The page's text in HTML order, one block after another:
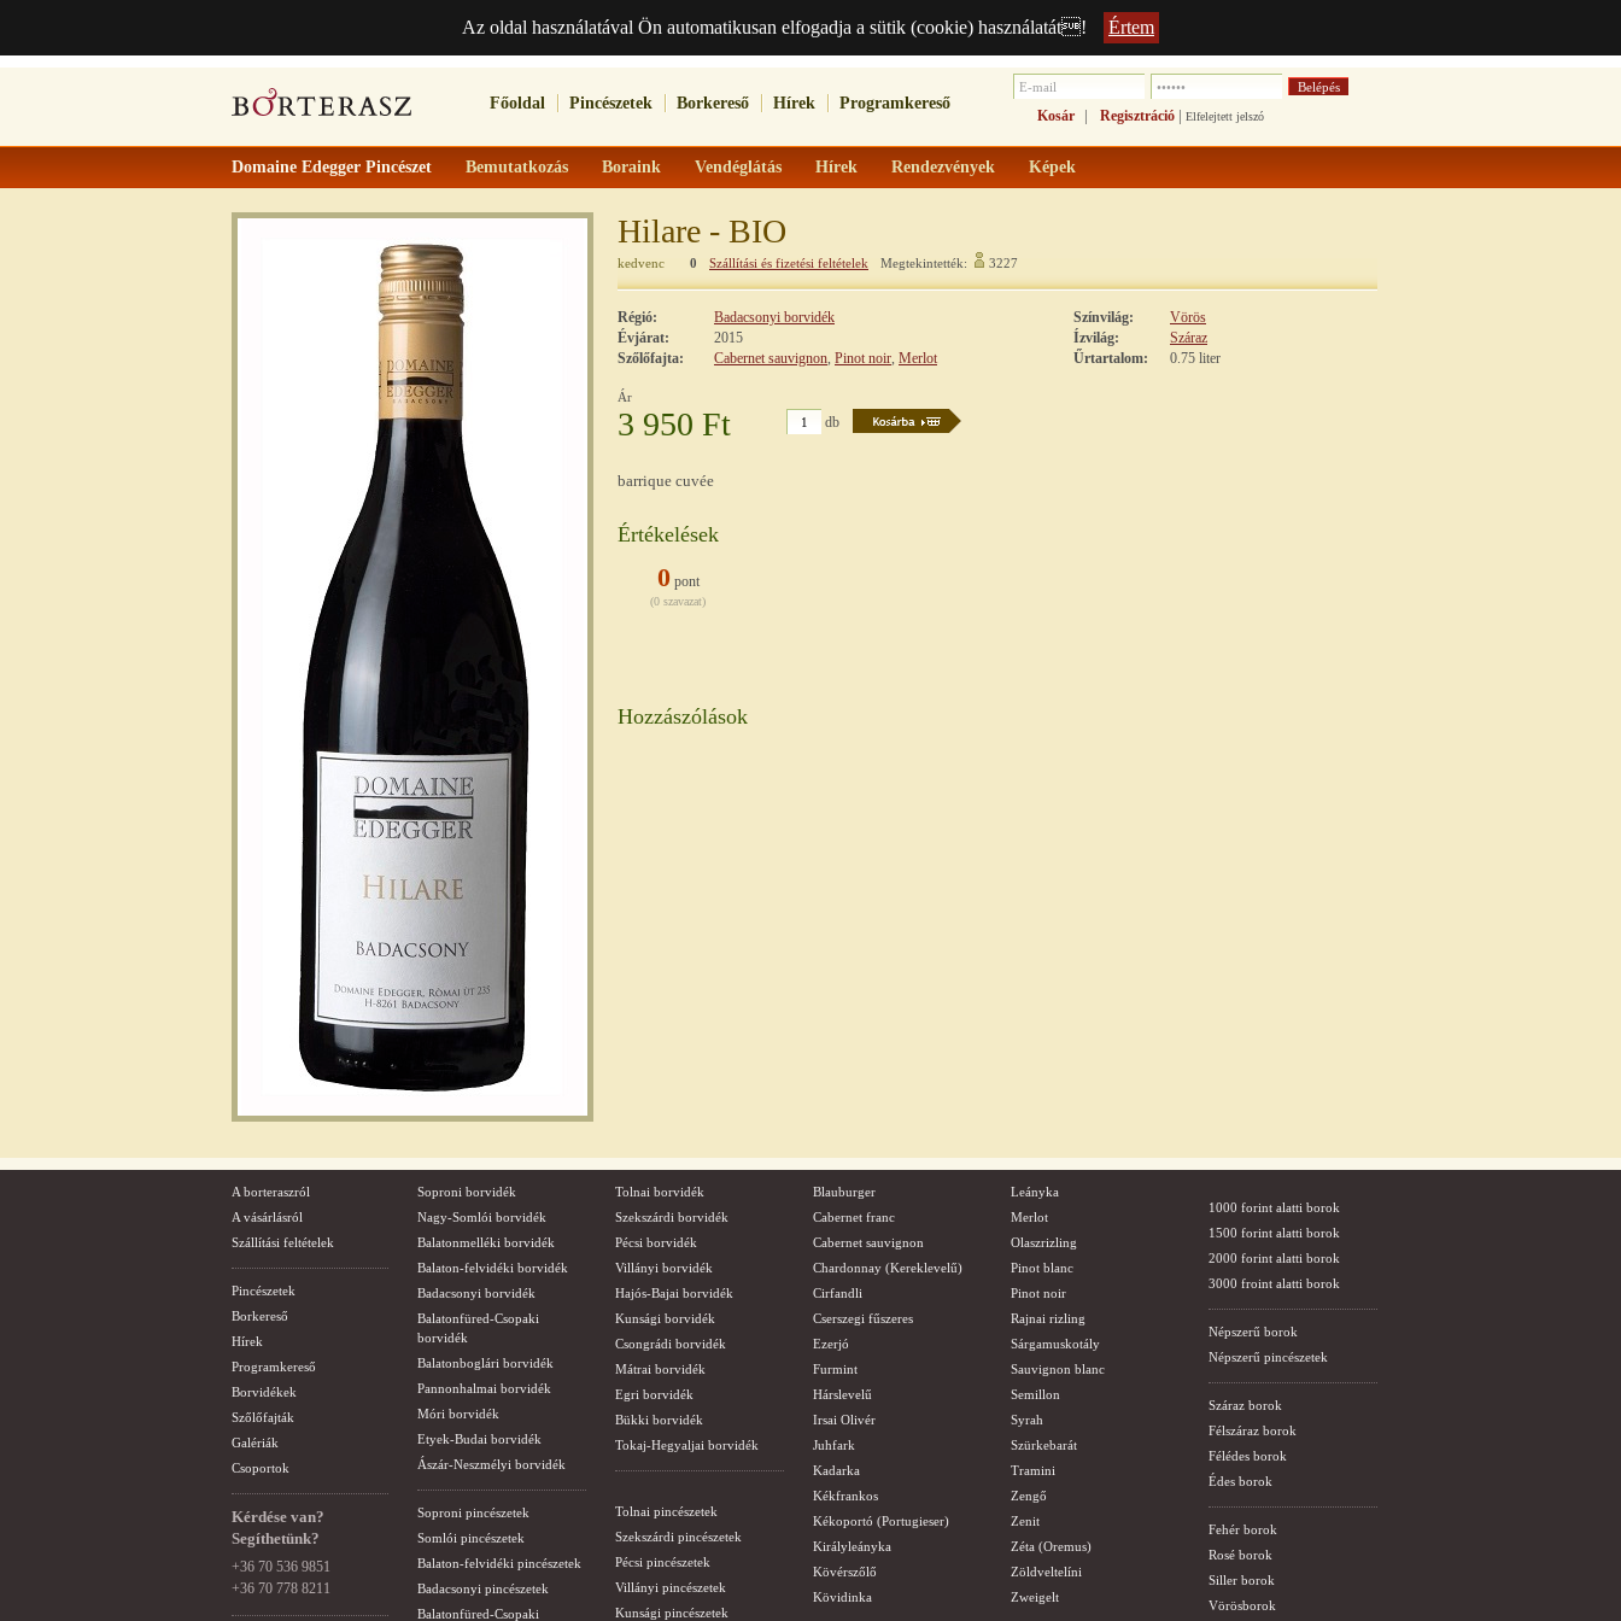
Az oldal használatával Ön automatikusan elfogadja a sütik (cookie) használatát! Értem
Főoldal Pincészetek Borkereső Hírek Programkereső
Kosár | Regisztráció | Elfelejtett jelszó
Domaine Edegger Pincészet Bemutatkozás Boraink Vendéglátás Hírek Rendezvények Képek
Hilare - BIO
kedvenc 0 Szállítási és fizetési feltételek Megtekintették: 3227
Régió:
Badacsonyi borvidék
Évjárat:
2015
Szőlőfajta:
Cabernet sauvignon, Pinot noir, Merlot
Színvilág:
Vörös
Ízvilág:
Száraz
Űrtartalom:
0.75 liter
Ár
3 950 Ft db
barrique cuvée
Értékelések
0pont
(0 szavazat)
Hozzászólások
A borteraszról
A vásárlásról
Szállítási feltételek
Pincészetek
Borkereső
Hírek
Programkereső
Borvidékek
Szőlőfajták
Galériák
Csoportok
Kérdése van?
Segíthetünk?
+36 70 536 9851
+36 70 778 8211
Soproni borvidék
Nagy-Somlói borvidék
Balatonmelléki borvidék
Balaton-felvidéki borvidék
Badacsonyi borvidék
Balatonfüred-Csopaki
borvidék
Balatonboglári borvidék
Pannonhalmai borvidék
Móri borvidék
Etyek-Budai borvidék
Ászár-Neszmélyi borvidék
Soproni pincészetek
Somlói pincészetek
Balaton-felvidéki pincészetek
Badacsonyi pincészetek
Balatonfüred-Csopaki
Tolnai borvidék
Szekszárdi borvidék
Pécsi borvidék
Villányi borvidék
Hajós-Bajai borvidék
Kunsági borvidék
Csongrádi borvidék
Mátrai borvidék
Egri borvidék
Bükki borvidék
Tokaj-Hegyaljai borvidék
Tolnai pincészetek
Szekszárdi pincészetek
Pécsi pincészetek
Villányi pincészetek
Kunsági pincészetek
Blauburger
Cabernet franc
Cabernet sauvignon
Chardonnay (Kereklevelű)
Cirfandli
Cserszegi fűszeres
Ezerjó
Furmint
Hárslevelű
Irsai Olivér
Juhfark
Kadarka
Kékfrankos
Kékoportó (Portugieser)
Királyleányka
Kövérszőlő
Kövidinka
Leányka
Merlot
Olaszrizling
Pinot blanc
Pinot noir
Rajnai rizling
Sárgamuskotály
Sauvignon blanc
Semillon
Syrah
Szürkebarát
Tramini
Zengő
Zenit
Zéta (Oremus)
Zöldveltelíni
Zweigelt
1000 forint alatti borok
1500 forint alatti borok
2000 forint alatti borok
3000 froint alatti borok
Népszerű borok
Népszerű pincészetek
Száraz borok
Félszáraz borok
Félédes borok
Édes borok
Fehér borok
Rosé borok
Siller borok
Vörösborok